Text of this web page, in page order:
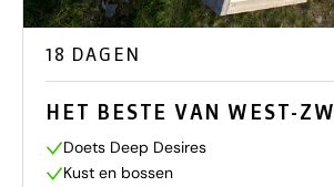
18 DAGEN
HET BESTE VAN WEST-
Doets Deep Desires
Kust en bossen